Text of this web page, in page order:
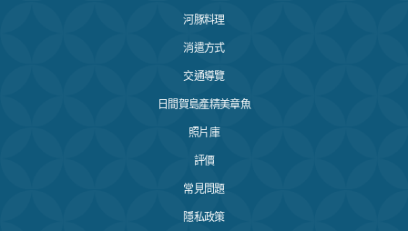
河豚料理
消遣方式
交通導覽
日間賀島產精美章魚
照片庫
評價
常見問題
隱私政策